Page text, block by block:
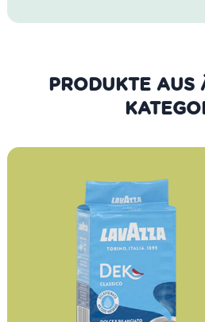
PRODUKTE AUS